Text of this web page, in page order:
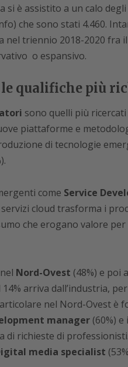
si è assistito a un calo
che sono stati 4.460.
nel triennio 2018-2020 fra il
o espansivo.
qualifiche più
sono quelli più ricercati
piattaforme e
di tecnologie
come Service
cloud trasforma i
che erogano valore per
Nord-Ovest (48%) e poi
14% arriva dall’industria,
nel Nord-Ovest è
manager(60%) e
di richieste di
media specialist